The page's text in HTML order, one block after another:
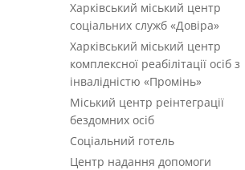
Харківський міський центр
соціальних служб «Довіра»
Харківський міський центр
комплексної реабілітації осіб з
інвалідністю «Промінь»
Міський центр реінтеграції
бездомних осіб
Соціальний готель
Центр надання допомоги